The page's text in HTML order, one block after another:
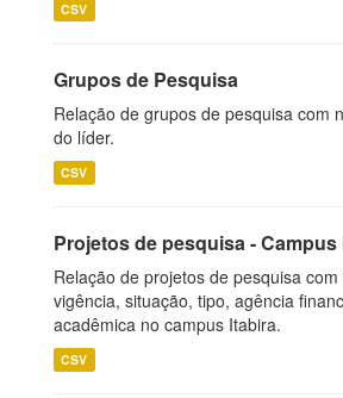
CSV
Grupos de Pesquisa
Relação de grupos de pesquisa com
do líder.
CSV
Projetos de pesquisa - Campus
Relação de projetos de pesquisa
vigência, situação, tipo, agência
acadêmica no campus Itabira.
CSV